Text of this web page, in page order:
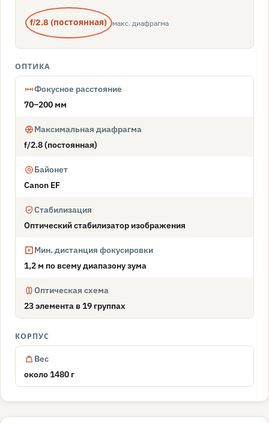
f/2.8 (постоянная) макс. диафрагма
ОПТИКА
Фокусное расстояние
70–200 мм
Максимальная диафрагма
f/2.8 (постоянная)
Байонет
Canon EF
Стабилизация
Оптический стабилизатор изображения
Мин. дистанция фокусировки
1,2 м по всему диапазону зума
Оптическая схема
23 элемента в 19 группах
КОРПУС
Вес
около 1480 г